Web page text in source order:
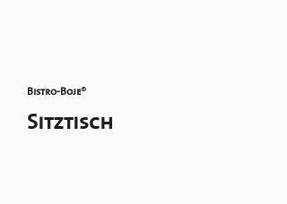
Bistro-Boje®
Sitztisch